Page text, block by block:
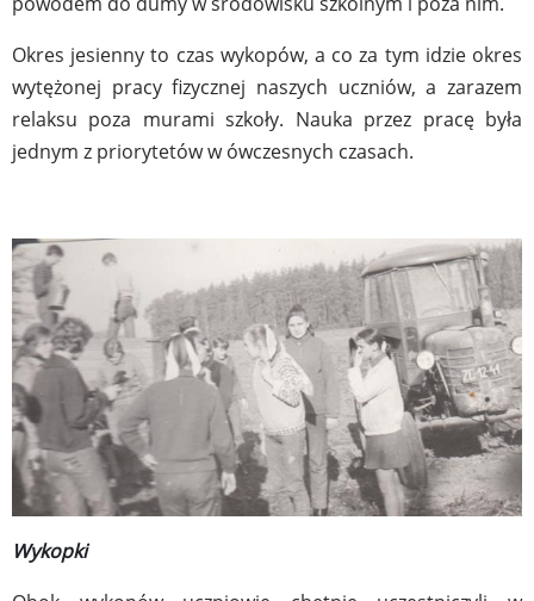
Okres jesienny to czas wykopów, a co za tym idzie okres
wytężonej pracy fizycznej naszych uczniów, a zarazem
relaksu poza murami szkoły. Nauka przez pracę była
jednym z priorytetów w ówczesnych czasach.
Wykopki